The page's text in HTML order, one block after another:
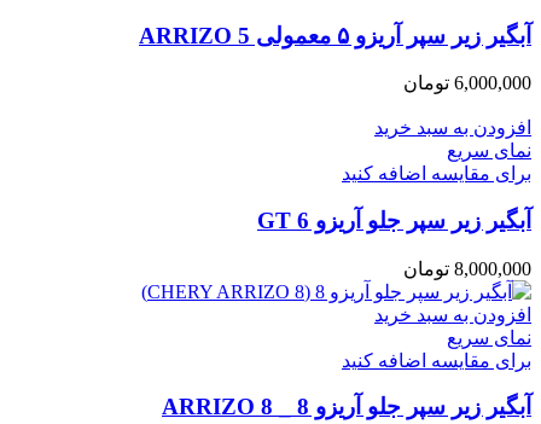
آبگیر زیر سپر آریزو ۵ معمولی ARRIZO 5
6,000,000 تومان
افزودن به سبد خرید
نمای سریع
برای مقایسه اضافه کنید
آبگیر زیر سپر جلو آریزو 6 GT
8,000,000 تومان
افزودن به سبد خرید
نمای سریع
برای مقایسه اضافه کنید
آبگیر زیر سپر جلو آریزو 8 _ ARRIZO 8